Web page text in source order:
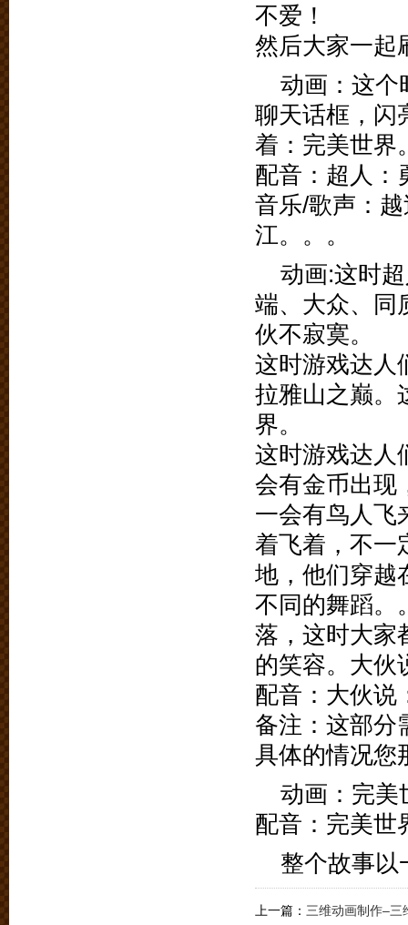
不爱！
然后大家一起
动画：这个
聊天话框，闪
着：完美世界
配音：超人：
音乐/歌声：
江。。。
动画:这时
端、大众、同
伙不寂寞。
这时游戏达人
拉雅山之巅。
界。
这时游戏达人
会有金币出现
一会有鸟人飞
着飞着，不一
地，他们穿越
不同的舞蹈。
落，这时大家
的笑容。大伙
配音：大伙说
备注：这部分
具体的情况您
动画：完美
配音：完美世
整个故事以
上一篇： 三维动画制作–三